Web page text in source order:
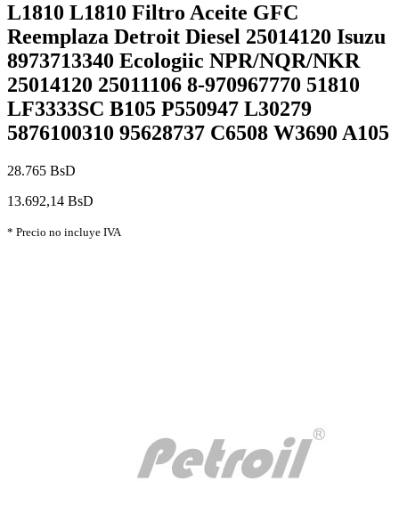
L1810 L1810 Filtro Aceite GFC
Reemplaza Detroit Diesel 25014120 Isuzu
8973713340 Ecologiic NPR/NQR/NKR
25014120 25011106 8-970967770 51810
LF3333SC B105 P550947 L30279
5876100310 95628737 C6508 W3690 A105
28.765 BsD
13.692,14 BsD
* Precio no incluye IVA